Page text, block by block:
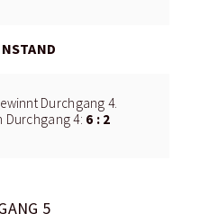
Durchgang 4.
Durchgang 4: 6 : 2
5